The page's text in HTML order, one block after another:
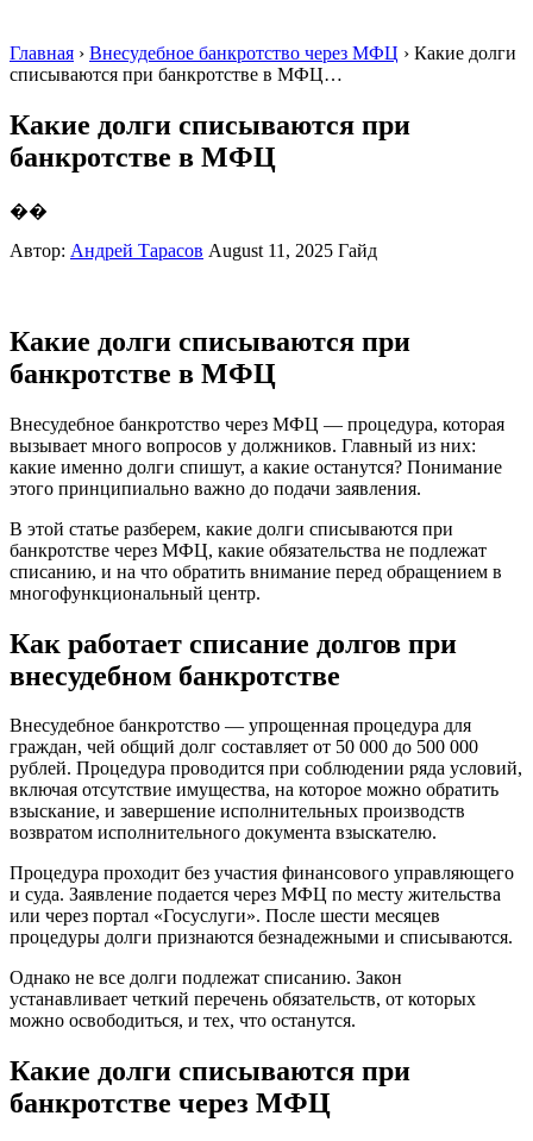
Главная › Внесудебное банкротство через МФЦ › Какие долги
списываются при банкротстве в МФЦ…
Какие долги списываются при
банкротстве в МФЦ
��
Автор: Андрей Тарасов August 11, 2025 Гайд
Какие долги списываются при
банкротстве в МФЦ
Внесудебное банкротство через МФЦ — процедура, которая
вызывает много вопросов у должников. Главный из них:
какие именно долги спишут, а какие останутся? Понимание
этого принципиально важно до подачи заявления.
В этой статье разберем, какие долги списываются при
банкротстве через МФЦ, какие обязательства не подлежат
списанию, и на что обратить внимание перед обращением в
многофункциональный центр.
Как работает списание долгов при
внесудебном банкротстве
Внесудебное банкротство — упрощенная процедура для
граждан, чей общий долг составляет от 50 000 до 500 000
рублей. Процедура проводится при соблюдении ряда условий,
включая отсутствие имущества, на которое можно обратить
взыскание, и завершение исполнительных производств
возвратом исполнительного документа взыскателю.
Процедура проходит без участия финансового управляющего
и суда. Заявление подается через МФЦ по месту жительства
или через портал «Госуслуги». После шести месяцев
процедуры долги признаются безнадежными и списываются.
Однако не все долги подлежат списанию. Закон
устанавливает четкий перечень обязательств, от которых
можно освободиться, и тех, что останутся.
Какие долги списываются при
банкротстве через МФЦ